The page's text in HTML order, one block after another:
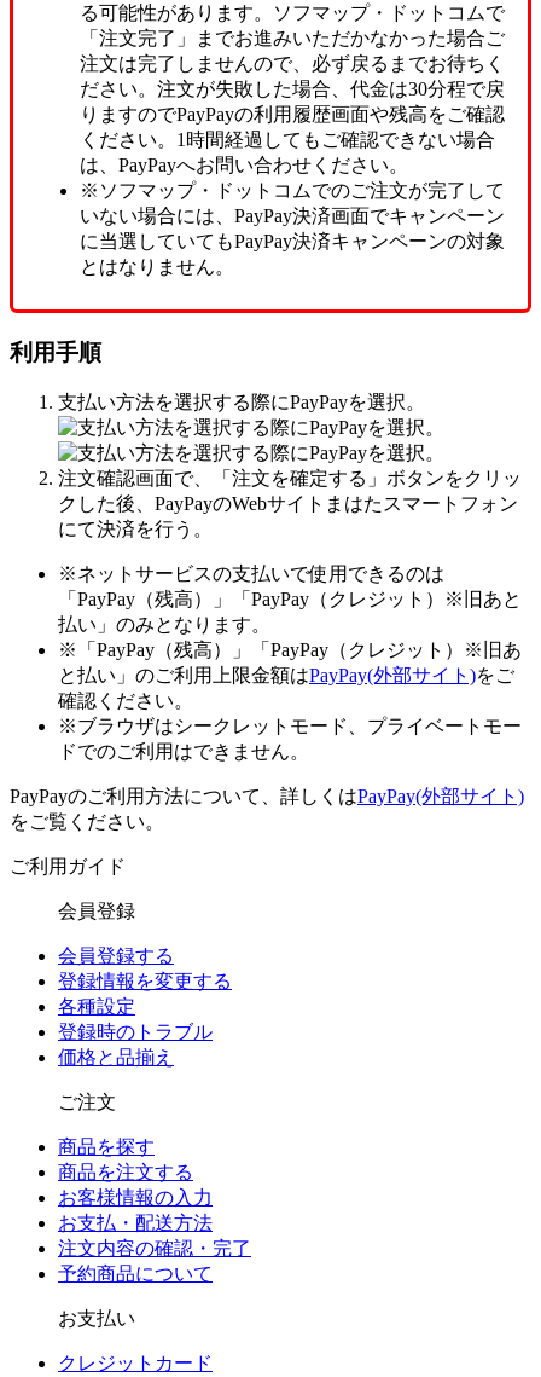
る可能性があります。ソフマップ・ドットコムで
「注文完了」までお進みいただかなかった場合ご
注文は完了しませんので、必ず戻るまでお待ちく
ださい。注文が失敗した場合、代金は30分程で戻
りますのでPayPayの利用履歴画面や残高をご確認
ください。1時間経過してもご確認できない場合
は、PayPayへお問い合わせください。
※ソフマップ・ドットコムでのご注文が完了して
いない場合には、PayPay決済画面でキャンペーン
に当選していてもPayPay決済キャンペーンの対象
とはなりません。
利用手順
支払い方法を選択する際にPayPayを選択。
注文確認画面で、「注文を確定する」ボタンをクリッ
クした後、PayPayのWebサイトまはたスマートフォン
にて決済を行う。
※ネットサービスの支払いで使用できるのは
「PayPay（残高）」「PayPay（クレジット）※旧あと
払い」のみとなります。
※「PayPay（残高）」「PayPay（クレジット）※旧あ
と払い」のご利用上限金額はPayPay(外部サイト)をご
確認ください。
※ブラウザはシークレットモード、プライベートモー
ドでのご利用はできません。
PayPayのご利用方法について、詳しくはPayPay(外部サイト)
をご覧ください。
ご利用ガイド
会員登録
会員登録する
登録情報を変更する
各種設定
登録時のトラブル
価格と品揃え
ご注文
商品を探す
商品を注文する
お客様情報の入力
お支払・配送方法
注文内容の確認・完了
予約商品について
お支払い
クレジットカード